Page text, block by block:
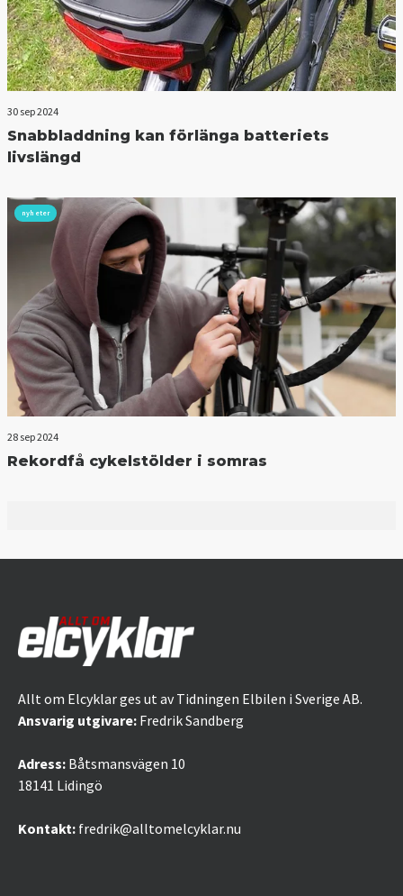
30 sep 2024
Snabbladdning kan förlänga batteriets
livslängd
nyheter
28 sep 2024
Rekordfå cykelstölder i somras
Allt om Elcyklar ges ut av Tidningen Elbilen i Sverige AB.
Ansvarig utgivare: Fredrik Sandberg
Adress: Båtsmansvägen 10
18141 Lidingö
Kontakt: fredrik@alltomelcyklar.nu